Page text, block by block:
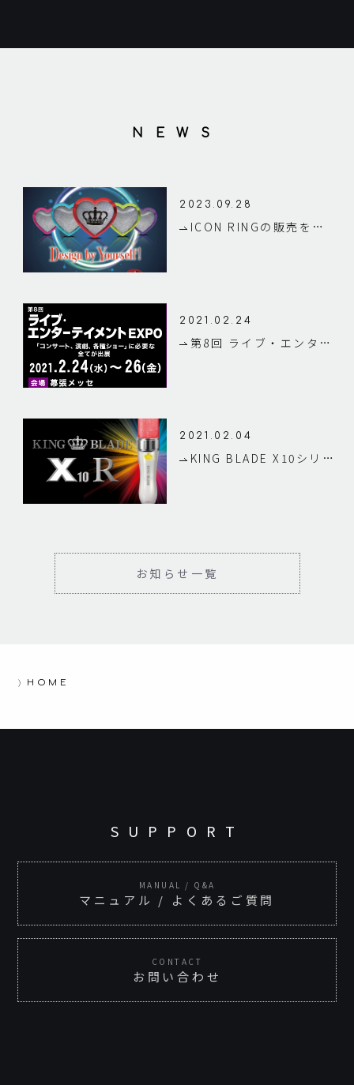
NEWS
2023.09.28
ICON RINGの販売を開始しました
2021.02.24
第8回 ライブ・エンターテイメント EXPOに出展します
2021.02.04
KING BLADE X10シリーズの新型モデル「KING BLADE X10R」をリリース
お知らせ一覧
HOME
SUPPORT
MANUAL / Q&A
マニュアル / よくあるご質問
CONTACT
お問い合わせ